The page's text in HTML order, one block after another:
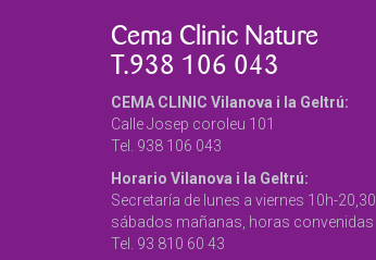
Cema Clinic Nature
T.938 106 043
CEMA CLINIC Vilanova i la Geltrú:
Calle Josep coroleu 101
Tel. 938 106 043
Horario Vilanova i la Geltrú:
Secretaría de lunes a viernes 10h-20,30 |
sábados mañanas, horas convenidas
Tel. 93 810 60 43